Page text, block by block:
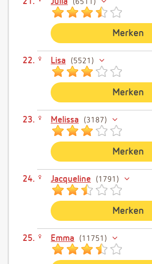
6511
Merken
Lisa 5521
Merken
Melissa 3187
Merken
Jacqueline 1791
Merken
Emma 11751